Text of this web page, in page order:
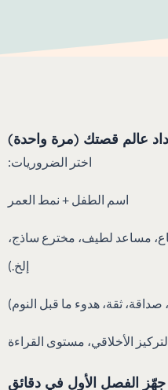
اختر الضروريات:
اسم الطفل + نمط العمر
مساعد لطيف، مخترع ساذج،
إلخ.)
ثقة، هدوء ما قبل النوم)
الأخلاقي، مستوى القراءة